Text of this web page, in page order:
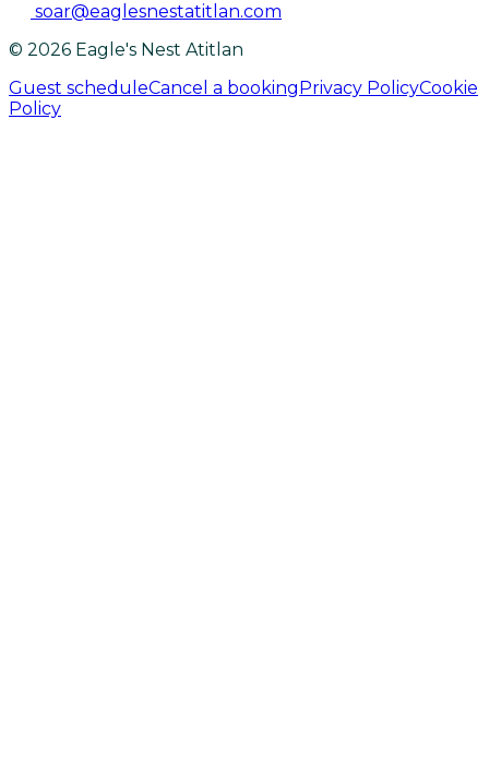
soar@eaglesnestatitlan.com
© 2026 Eagle's Nest Atitlan
Guest scheduleCancel a bookingPrivacy PolicyCookie
Policy